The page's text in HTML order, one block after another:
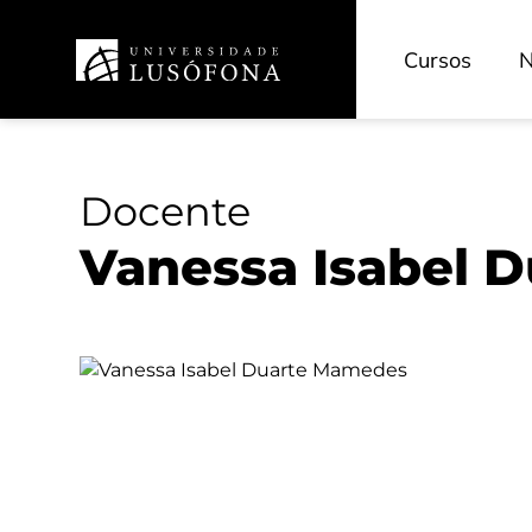
Cursos
Portal de Investigação
ReCiL - Repositório Científico
Unidades de Investigação
HEAD-L - Educação e Investigação
Docente
Vanessa Isabel